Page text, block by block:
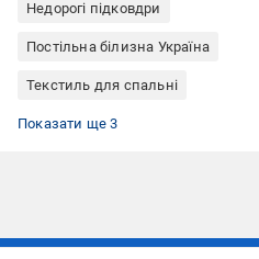
Недорогі підковдри
Постільна білизна Україна
Текстиль для спальні
Підковдри бавовняні
Підковдри зі страйп-сатину
Однотонні підковдри
Показати ще 3